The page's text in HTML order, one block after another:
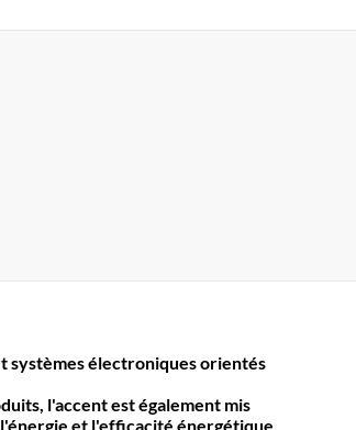
systèmes électroniques orientés
l'accent est également mis
et l'efficacité énergétique